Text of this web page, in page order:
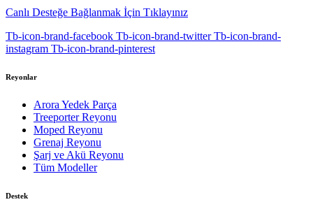
Canlı Desteğe Bağlanmak İçin Tıklayınız
Tb-icon-brand-facebook Tb-icon-brand-twitter Tb-icon-brand-
instagram Tb-icon-brand-pinterest
Reyonlar
Arora Yedek Parça
Treeporter Reyonu
Moped Reyonu
Grenaj Reyonu
Şarj ve Akü Reyonu
Tüm Modeller
Destek